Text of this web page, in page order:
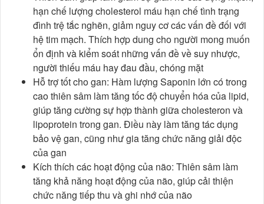
hạn chế lượng cholesterol máu hạn chế tình trạng
đình trệ tắc nghẽn, giảm nguy cơ các vấn đề đối với
hệ tim mạch. Thích hợp dung cho người mong muốn
ổn định và kiểm soát những vấn đề về suy nhược,
người thiếu máu hay đau đầu, chóng mặt
Hỗ trợ tốt cho gan: Hàm lượng Saponin lớn có trong
cao thiên sâm làm tăng tốc độ chuyển hóa của lipid,
giúp tăng cường sự hợp thành giữa cholesteron và
lipoprotein trong gan. Điều này làm tăng tác dụng
bảo vệ gan, cũng như gia tăng chức năng giải độc
của gan
Kích thích các hoạt động của não: Thiên sâm làm
tăng khả năng hoạt động của não, giúp cải thiện
chức năng tiếp thu và ghi nhớ của não